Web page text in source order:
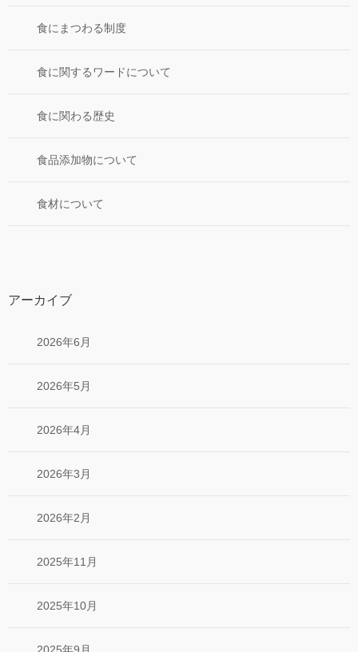
食にまつわる制度
食に関するワードについて
食に関わる歴史
食品添加物について
食材について
アーカイブ
2026年6月
2026年5月
2026年4月
2026年3月
2026年2月
2025年11月
2025年10月
2025年9月